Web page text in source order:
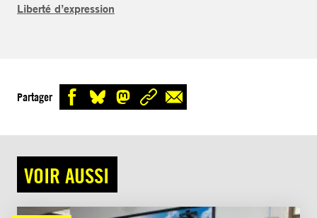
Liberté d’expression
Partager
VOIR AUSSI